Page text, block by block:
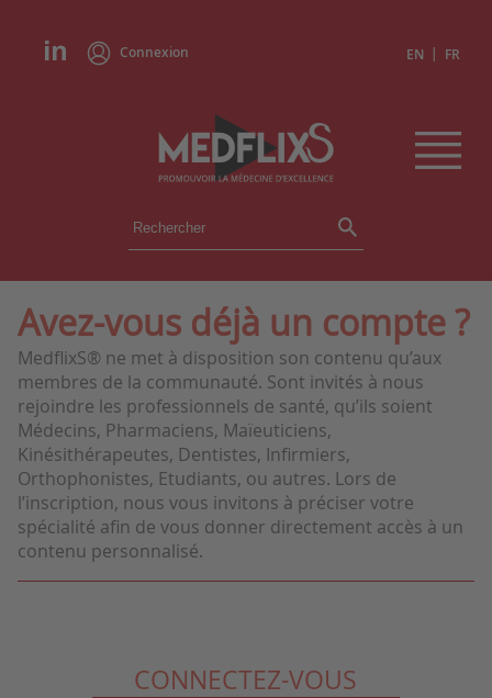
Connexion EN | FR
ÉVÉNEMENTS
INSTITUTIONS
ACADÉMIES
EXPERTS
REVUES DE PRESSE
CONGRÈS EN RÉSUMÉ
Avez-vous déjà un compte ?
MedflixS® ne met à disposition son contenu qu’aux
membres de la communauté. Sont invités à nous
rejoindre les professionnels de santé, qu’ils soient
Médecins, Pharmaciens, Maïeuticiens,
Kinésithérapeutes, Dentistes, Infirmiers,
Orthophonistes, Etudiants, ou autres. Lors de
l’inscription, nous vous invitons à préciser votre
spécialité afin de vous donner directement accès à un
contenu personnalisé.
CONNECTEZ-VOUS